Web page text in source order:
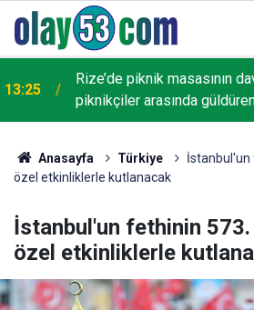
13:25
Rize’de piknik masasının
piknikçiler arasında
Anasayfa Türkiye
İstanbul'un
özel etkinliklerle kutlanacak
İstanbul'un fethinin 573.
özel etkinliklerle